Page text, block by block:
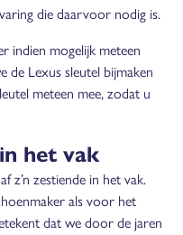
die daarvoor nodig is.
indien mogelijk meteen
de Lexus sleutel bijmaken
meteen mee, zodat u
het vak
z’n zestiende in het vak.
als voor het
dat we door de jaren